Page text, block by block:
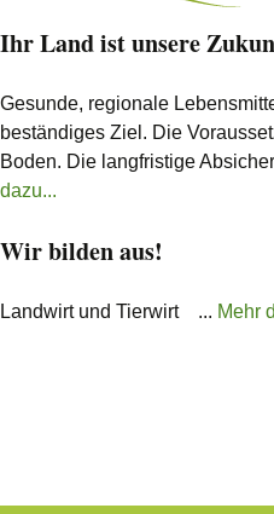
Ihr Land ist unsere
Gesunde, regionale
beständiges Ziel. Die
Boden. Die langfristige
dazu...
Wir bilden aus!
Landwirt und Tierwirt ... Mehr